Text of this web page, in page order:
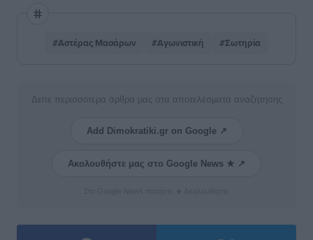
#Αστέρας Μασάρων #Αγωνιστική #Σωτηρία
Δείτε περισσότερα άρθρα μας στα αποτελέσματα αναζήτησης
Add Dimokratiki.gr on Google ↗
Ακολουθήστε μας στο Google News ★ ↗